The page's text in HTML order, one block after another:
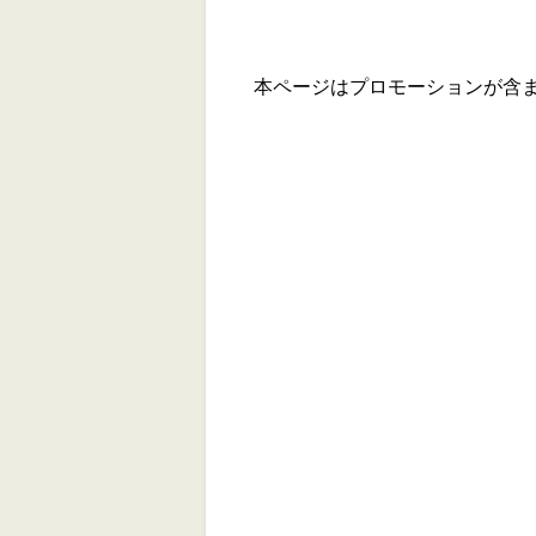
本ページはプロモーションが含